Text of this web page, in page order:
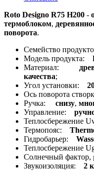
Roto Designo R75 H200 -
термоблоком,
поворота.
Семейство
Модель продукта:
Материал:
качества;
Угол установки:
Ось поворота
Ручка: снизу,
Управление:
Теплосбережение
Термопояс:
Гидробарьер:
Теплосбережение
Солнечный фактор,
Звукоизоляция:
2